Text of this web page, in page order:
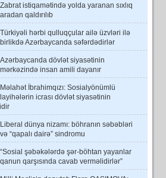
Zabrat istiqamətində yolda yaranan sıxlıq
aradan qaldırılıb
Türkiyəli hərbi qulluqçular ailə üzvləri ilə
birlikdə Azərbaycanda səfərdədirlər
Azərbaycanda dövlət siyasətinin
mərkəzində insan amili dayanır
Məlahət İbrahimqızı: Sosialyönümlü
layihələrin icrası dövlət siyasətinin
Liberal dünya nizamı: böhranın səbəbləri
və “qapalı dairə” sindromu
“Sosial şəbəkələrdə şər-böhtan yayanlar
qanun qarşısında cavab verməlidirlər”